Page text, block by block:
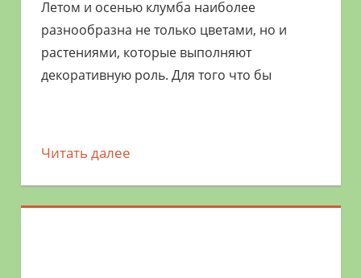
Летом и осенью клумба наиболее
разнообразна не только цветами, но и
растениями, которые выполняют
декоративную роль. Для того что бы
Читать далее